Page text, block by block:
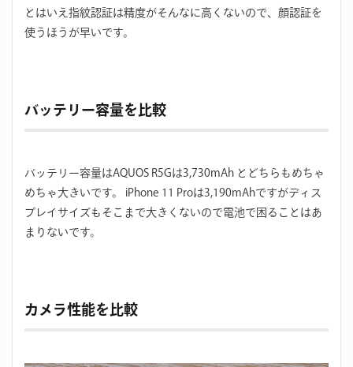
とはいえ指紋認証は精度がそんなに高くないので、顔認証を
使うほうが早いです。
バッテリー容量を比較
バッテリー容量はAQUOS R5Gは3,730mAh とどちらもめちゃ
めちゃ大きいです。 iPhone 11 Proは3,190mAhですがディス
プレイサイズもそこまで大きくないので電池で困ることはあ
まりないです。
カメラ性能を比較